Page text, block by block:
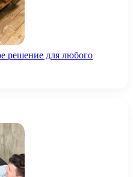
решение для любого